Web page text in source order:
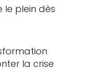
le plein dès
la crise